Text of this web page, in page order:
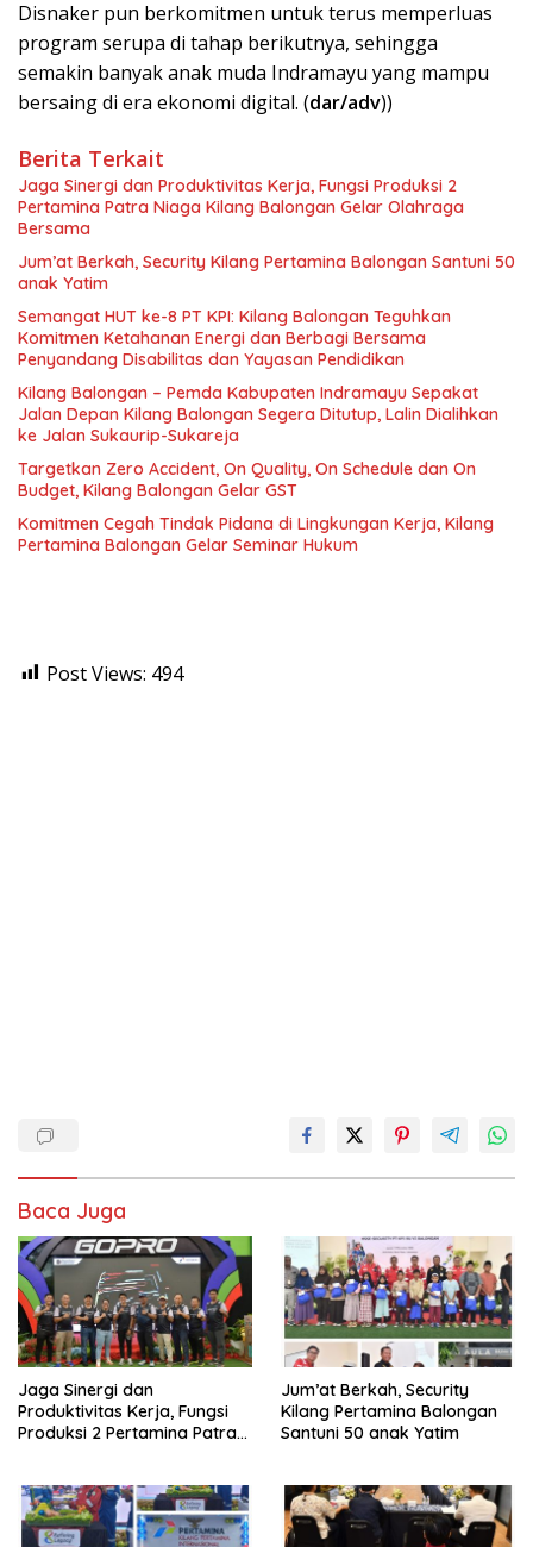
Disnaker pun berkomitmen untuk terus memperluas
program serupa di tahap berikutnya, sehingga
semakin banyak anak muda Indramayu yang mampu
bersaing di era ekonomi digital. (dar/adv))
Berita Terkait
Jaga Sinergi dan Produktivitas Kerja, Fungsi Produksi 2
Pertamina Patra Niaga Kilang Balongan Gelar Olahraga
Bersama
Jum’at Berkah, Security Kilang Pertamina Balongan Santuni 50
anak Yatim
Semangat HUT ke-8 PT KPI: Kilang Balongan Teguhkan
Komitmen Ketahanan Energi dan Berbagi Bersama
Penyandang Disabilitas dan Yayasan Pendidikan
Kilang Balongan – Pemda Kabupaten Indramayu Sepakat
Jalan Depan Kilang Balongan Segera Ditutup, Lalin Dialihkan
ke Jalan Sukaurip-Sukareja
Targetkan Zero Accident, On Quality, On Schedule dan On
Budget, Kilang Balongan Gelar GST
Komitmen Cegah Tindak Pidana di Lingkungan Kerja, Kilang
Pertamina Balongan Gelar Seminar Hukum
Post Views: 494
Baca Juga
Jaga Sinergi dan
Produktivitas Kerja, Fungsi
Produksi 2 Pertamina Patra
Jum’at Berkah, Security
Kilang Pertamina Balongan
Santuni 50 anak Yatim